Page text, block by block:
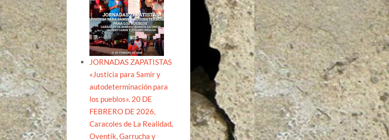
JORNADAS ZAPATISTAS
«Justicia para Samir y
autodeterminación para
los pueblos». 20 DE
FEBRERO DE 2026,
Caracoles de La Realidad,
Oventik, Garrucha y